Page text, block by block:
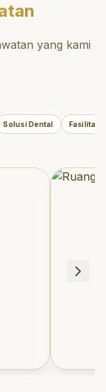
yang kami
Solusi Dental Fasilitas